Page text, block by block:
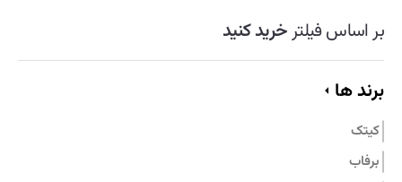
باشگاه مشتریان
درباره ما
بر اساس فیلترخرید کنید
برند ها
کیتک
برفاب